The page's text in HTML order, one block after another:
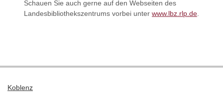
Schauen Sie auch gerne auf den Webseiten des
Landesbibliothekszentrums vorbei unter www.lbz.rlp.de
Koblenz